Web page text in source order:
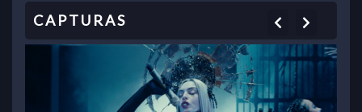
Previous